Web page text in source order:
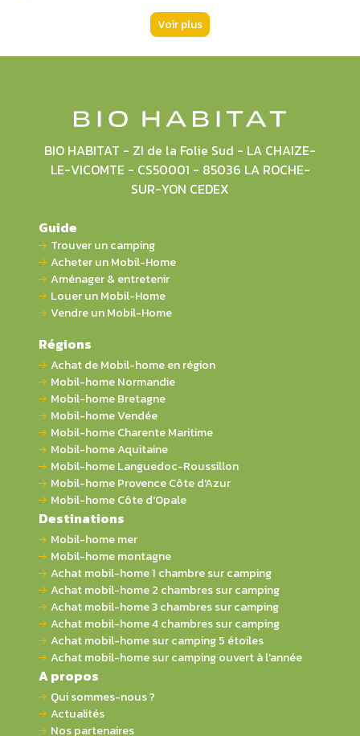
Voir plus
BIO HABITAT - ZI de la Folie Sud - LA CHAIZE-
LE-VICOMTE - CS50001 - 85036 LA ROCHE-
SUR-YON CEDEX
Guide
Trouver un camping
Acheter un Mobil-Home
Aménager & entretenir
Louer un Mobil-Home
Vendre un Mobil-Home
Régions
Achat de Mobil-home en région
Mobil-home Normandie
Mobil-home Bretagne
Mobil-home Vendée
Mobil-home Charente Maritime
Mobil-home Aquitaine
Mobil-home Languedoc-Roussillon
Mobil-home Provence Côte d'Azur
Mobil-home Côte d'Opale
Destinations
Mobil-home mer
Mobil-home montagne
Achat mobil-home 1 chambre sur camping
Achat mobil-home 2 chambres sur camping
Achat mobil-home 3 chambres sur camping
Achat mobil-home 4 chambres sur camping
Achat mobil-home sur camping 5 étoiles
Achat mobil-home sur camping ouvert à l'année
A propos
Qui sommes-nous ?
Actualités
Nos partenaires